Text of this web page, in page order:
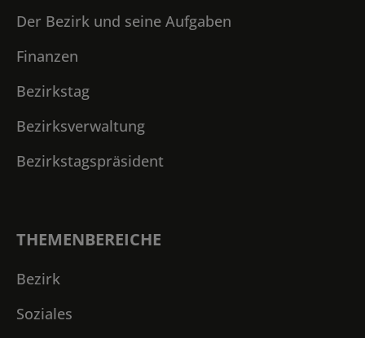
Der Bezirk und seine Aufgaben
Finanzen
Bezirkstag
Bezirksverwaltung
Bezirkstagspräsident
THEMENBEREICHE
Bezirk
Soziales